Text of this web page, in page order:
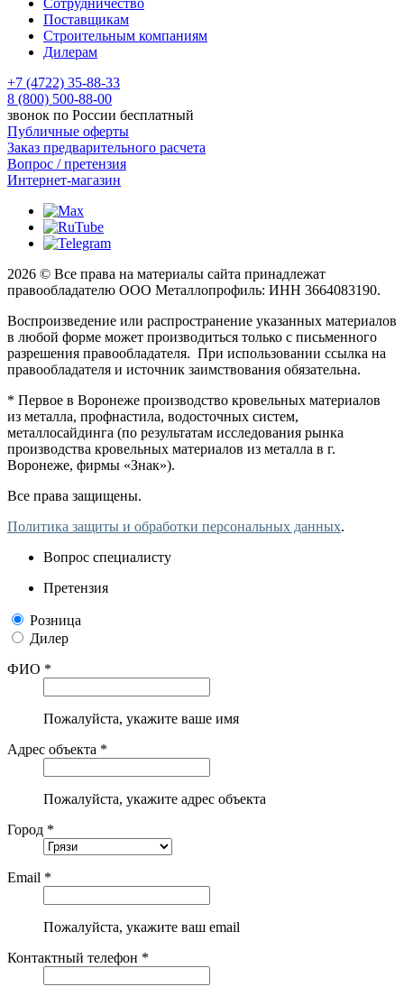
Поставщикам
Строительным компаниям
Дилерам
+7 (4722) 35-88-33
8 (800) 500-88-00
звонок по России бесплатный
Публичные оферты
Заказ предварительного расчета
Вопрос / претензия
Интернет-магазин
2026 © Все права на материалы сайта принадлежат
правообладателю ООО Металлопрофиль: ИНН 3664083190.
Воспроизведение или распространение указанных материалов
в любой форме может производиться только с письменного
разрешения правообладателя. При использовании ссылка на
правообладателя и источник заимствования обязательна.
* Первое в Воронеже производство кровельных материалов
из металла, профнастила, водосточных систем,
металлосайдинга (по результатам исследования рынка
производства кровельных материалов из металла в г.
Воронеже, фирмы «Знак»).
Все права защищены.
Политика защиты и обработки персональных данных.
Вопрос специалисту
Претензия
Розница
Дилер
ФИО *
Пожалуйста, укажите ваше имя
Адрес объекта *
Пожалуйста, укажите адрес объекта
Город *
Email *
Пожалуйста, укажите ваш email
Контактный телефон *